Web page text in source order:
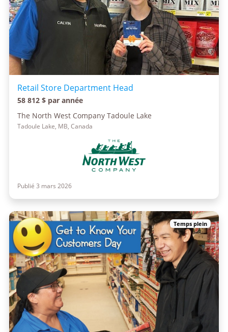
Retail Store Department Head
58 812 $ par année
The North West Company Tadoule Lake
Tadoule Lake, MB, Canada
Publié 3 mars 2026
Temps plein